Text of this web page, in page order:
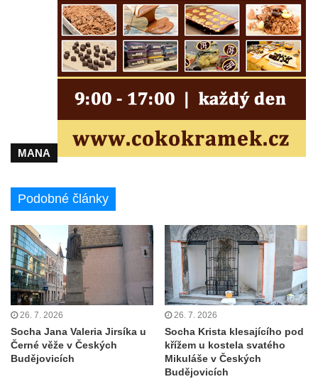
Kaple svatého Rocha na zvířecím hřbitově v
Jimlíně
Kaple v zahradě domu čp. 55 v Jimlíně
Kaple svatého Josefa v Jimlíně
Márnice na hřbitově v Opočně u Loun
Kostel svaté Barbory v Otvicích
Kostel svatého archanděla Michaela ve
Kostel svatého Václava ve Strupčicích
Kostel svatého Mikuláše ve Velkých
Žernosekách
Kaple svatého Urbana ve Velkých
Žernosekách
Kaple svatého Huberta u hradiště Hrádek u
Libochovan
Kostel Narození Panny Marie v
MANA
Podobné články
26. 7. 2026
Socha Jana Valeria Jirsíka u
Černé věže v Českých
Budějovicích
26. 7. 2026
Socha Krista klesajícího pod
křížem u kostela svatého
Mikuláše v Českých
Budějovicích